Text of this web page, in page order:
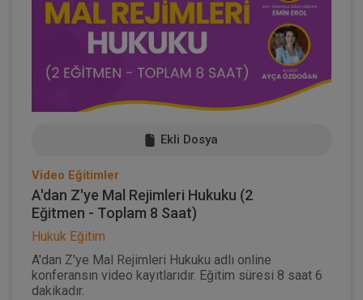
Ekli Dosya
Video Eğitimler
A'dan Z'ye Mal Rejimleri Hukuku (2
Eğitmen - Toplam 8 Saat)
Hukuk Eğitim
A'dan Z'ye Mal Rejimleri Hukuku adlı online
konferansın video kayıtlarıdır. Eğitim süresi 8 saat 6
dakikadır.